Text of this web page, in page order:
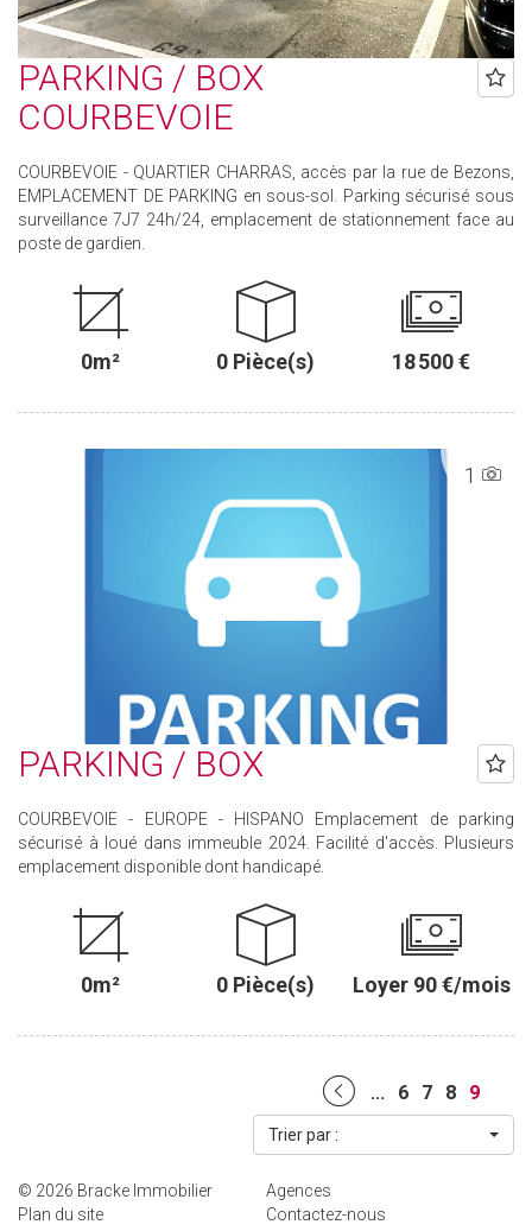
PARKING / BOX
COURBEVOIE
COURBEVOIE - QUARTIER CHARRAS, accès par la rue de Bezons,
EMPLACEMENT DE PARKING en sous-sol. Parking sécurisé sous
surveillance 7J7 24h/24, emplacement de stationnement face au
poste de gardien.
0m² 0 Pièce(s) 18 500 €
1
PARKING / BOX
COURBEVOIE - EUROPE - HISPANO Emplacement de parking
sécurisé à loué dans immeuble 2024. Facilité d'accès. Plusieurs
emplacement disponible dont handicapé.
0m² 0 Pièce(s) Loyer 90 €/mois
... 6 7 8 9
Trier par :
© 2026 Bracke Immobilier
Agences
Plan du site
Contactez-nous